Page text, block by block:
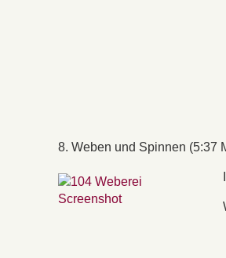
8. Weben und Spinnen (5:37